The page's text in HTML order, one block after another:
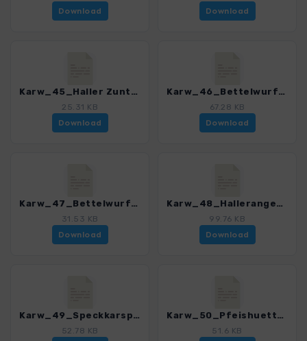
Download
Download
Karw_45_Haller Zunterkopf_4484_11.gpx
25.31 KB
Download
Karw_46_Bettelwurfhuette_4484_11.gpx
67.28 KB
Download
Karw_47_Bettelwurf_4484_11.gpx
31.53 KB
Download
Karw_48_Hallerangerhaus_4484_11.gpx
99.76 KB
Download
Karw_49_Speckkarspitze_4484_11.gpx
52.78 KB
Karw_50_Pfeishuette_4484_11.gpx
51.6 KB